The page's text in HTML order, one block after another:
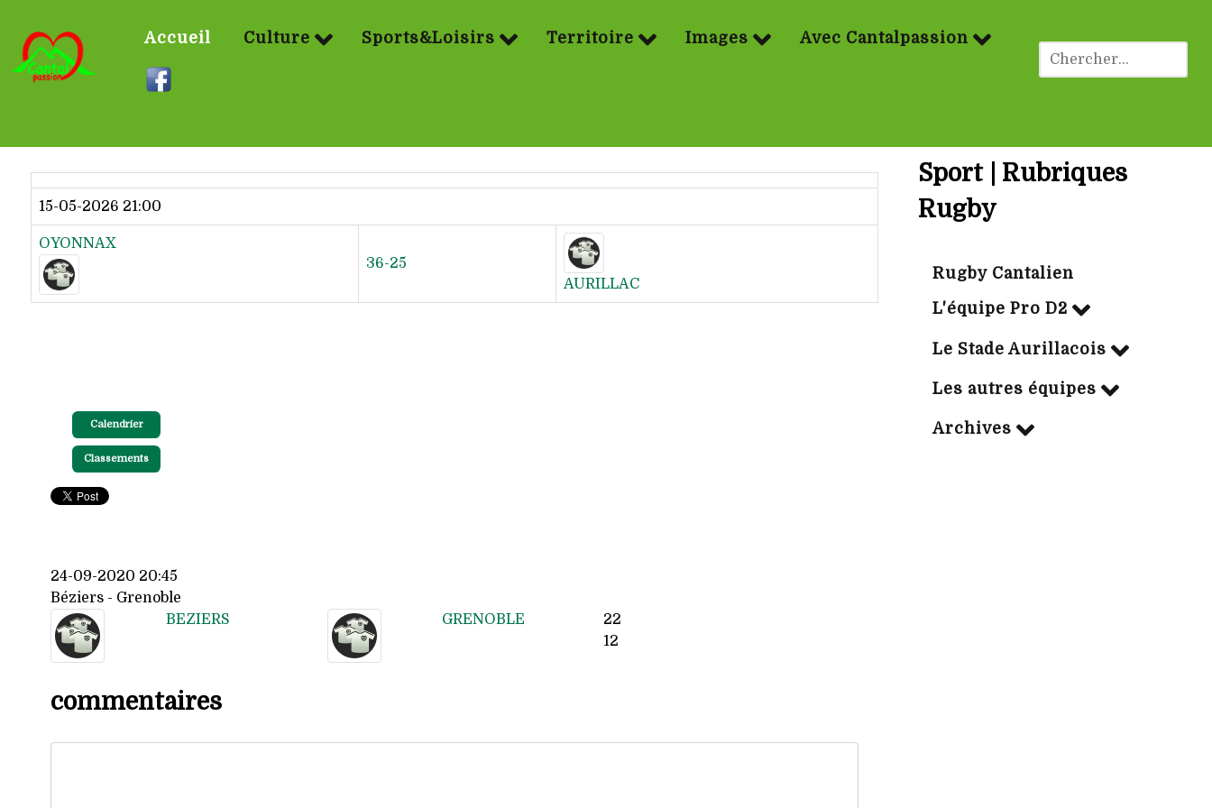
Accueil Culture Sports&Loisirs Territoire Images Avec Cantalpassion
15-05-2026 21:00
OYONNAX
36-25
AURILLAC
Calendrier
Classements
24-09-2020 20:45
Béziers - Grenoble
BEZIERS
GRENOBLE
22
12
commentaires
Sport | Rubriques
Rugby
Rugby Cantalien
L'équipe Pro D2
Le Stade Aurillacois
Les autres équipes
Archives